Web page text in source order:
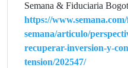
Semana & Fiduciaria
https://
semana/articulo/
recuperar-inversion-y-
tension/202547/